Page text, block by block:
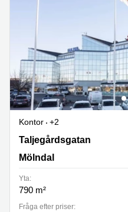
Kontor
+2
Taljegårdsgatan 11, Mölndal
Taljegårdsgatan
Mölndal
Yta:
790 m²
Fråga efter priser: